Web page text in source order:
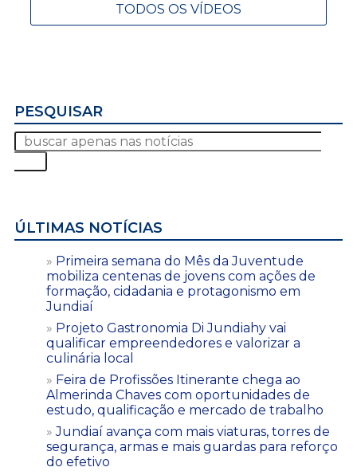
TODOS OS VÍDEOS
PESQUISAR
ÚLTIMAS NOTÍCIAS
Primeira semana do Mês da Juventude
mobiliza centenas de jovens com ações de
formação, cidadania e protagonismo em
Jundiaí
Projeto Gastronomia Di Jundiahy vai
qualificar empreendedores e valorizar a
culinária local
Feira de Profissões Itinerante chega ao
Almerinda Chaves com oportunidades de
estudo, qualificação e mercado de trabalho
Jundiaí avança com mais viaturas, torres de
segurança, armas e mais guardas para reforço
do efetivo